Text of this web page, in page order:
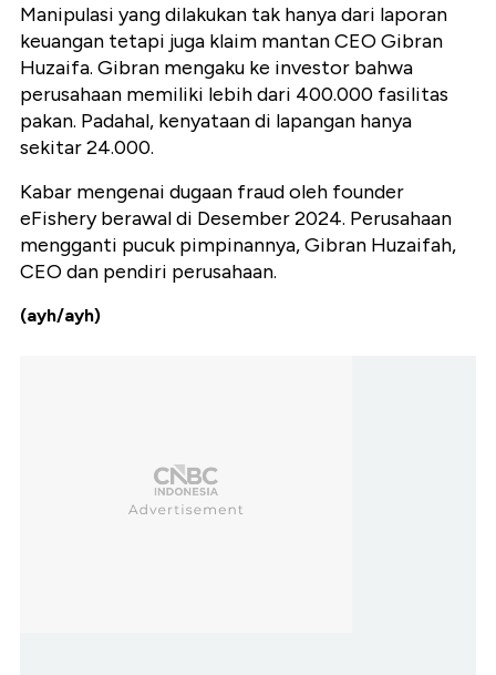
Manipulasi yang dilakukan tak hanya dari laporan
keuangan tetapi juga klaim mantan CEO Gibran
Huzaifa. Gibran mengaku ke investor bahwa
perusahaan memiliki lebih dari 400.000 fasilitas
pakan. Padahal, kenyataan di lapangan hanya
sekitar 24.000.
Kabar mengenai dugaan fraud oleh founder
eFishery berawal di Desember 2024. Perusahaan
mengganti pucuk pimpinannya, Gibran Huzaifah,
CEO dan pendiri perusahaan.
(ayh/ayh)